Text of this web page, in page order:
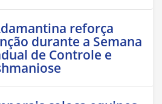
reforça
durante a Semana
de Controle e